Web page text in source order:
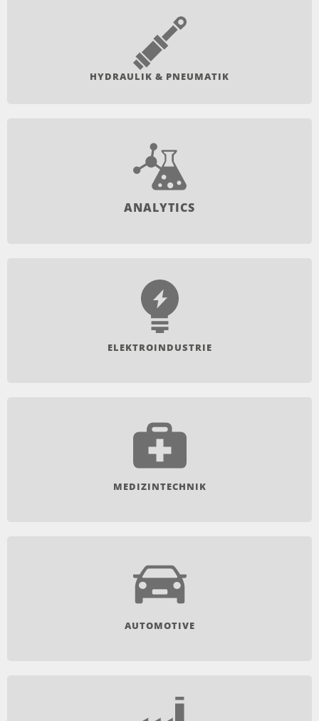
HYDRAULIK & PNEUMATIK
ANALYTICS
ELEKTROINDUSTRIE
MEDIZINTECHNIK
AUTOMOTIVE